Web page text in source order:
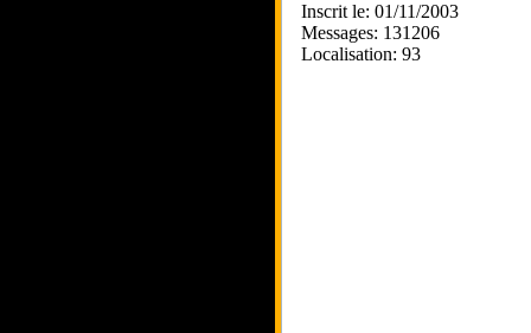
Inscrit le: 01/11/2003
Messages: 131206
Localisation: 93